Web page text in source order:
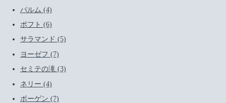
パルム (4)
ポフト (6)
サラマンド (5)
ヨーゼフ (7)
セミテの滝 (3)
ネリー (4)
ボーゲン (7)